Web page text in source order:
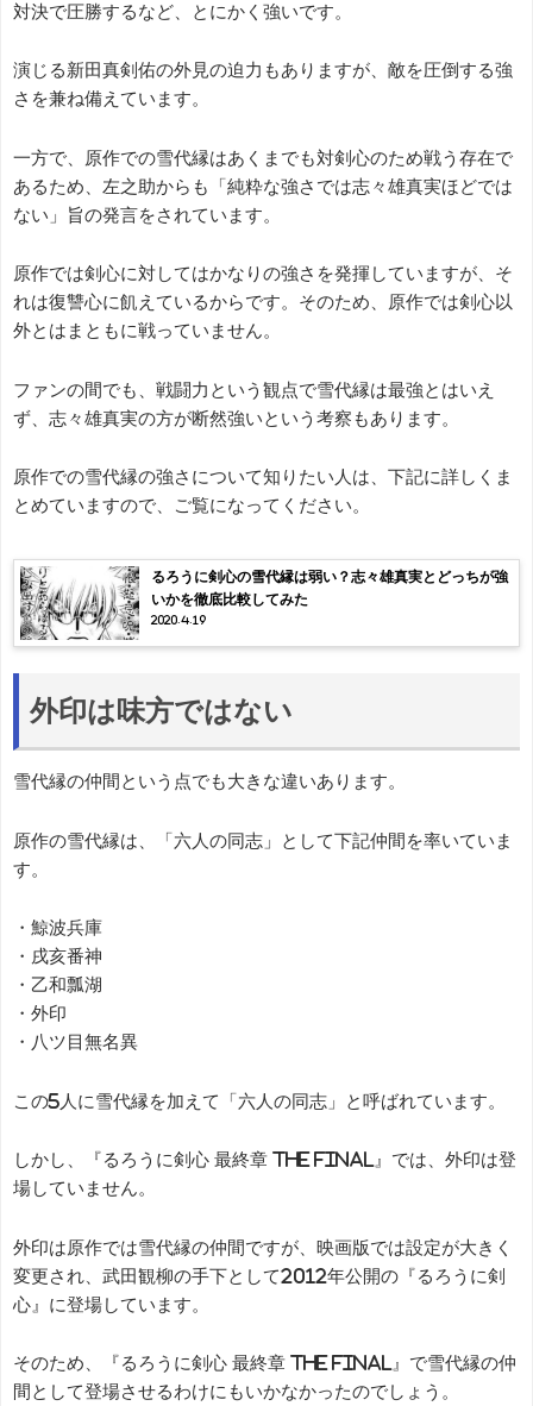
対決で圧勝するなど、とにかく強いです。
演じる新田真剣佑の外見の迫力もありますが、敵を圧倒する強
さを兼ね備えています。
一方で、原作での雪代縁はあくまでも対剣心のため戦う存在で
あるため、左之助からも「純粋な強さでは志々雄真実ほどでは
ない」旨の発言をされています。
原作では剣心に対してはかなりの強さを発揮していますが、そ
れは復讐心に飢えているからです。そのため、原作では剣心以
外とはまともに戦っていません。
ファンの間でも、戦闘力という観点で雪代縁は最強とはいえ
ず、志々雄真実の方が断然強いという考察もあります。
原作での雪代縁の強さについて知りたい人は、下記に詳しくま
とめていますので、ご覧になってください。
るろうに剣心の雪代縁は弱い？志々雄真実とどっちが強
いかを徹底比較してみた
2020.4.19
外印は味方ではない
雪代縁の仲間という点でも大きな違いあります。
原作の雪代縁は、「六人の同志」として下記仲間を率いていま
す。
・鯨波兵庫
・戌亥番神
・乙和瓢湖
・外印
・八ツ目無名異
この5人に雪代縁を加えて「六人の同志」と呼ばれています。
しかし、『るろうに剣心 最終章 The Final』では、外印は登
場していません。
外印は原作では雪代縁の仲間ですが、映画版では設定が大きく
変更され、武田観柳の手下として2012年公開の『るろうに剣
心』に登場しています。
そのため、『るろうに剣心 最終章 The Final』で雪代縁の仲
間として登場させるわけにもいかなかったのでしょう。